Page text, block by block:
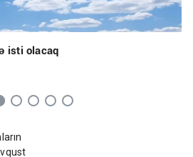
isti olacaq